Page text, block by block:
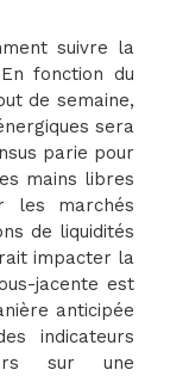
suivre la
fonction du
de semaine,
sera
parie pour
mains libres
les marchés
de liquidités
impacter la
jacente est
anticipée
indicateurs
sur une